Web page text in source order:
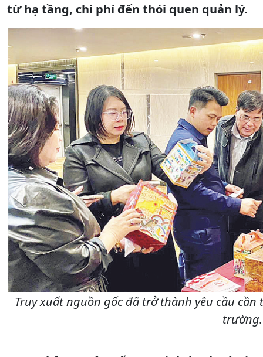
từ hạ tầng, chi phí đến thói quen quản lý.
Truy xuất nguồn gốc đã trở thành yêu cầu
trường.